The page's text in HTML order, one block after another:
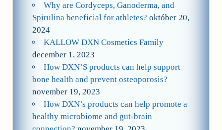
Why are Cordyceps, Ganoderma, and
Spirulina beneficial for athletes? október 20,
2024
KALLOW DXN Cosmetics Family
december 1, 2023
How DXN’S products can help support
bone health and prevent osteoporosis?
november 19, 2023
How DXN’s products can help promote a
healthy microbiome and gut-brain